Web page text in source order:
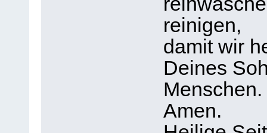
reinigen,
damit wir
Deines
Menschen.
Amen.